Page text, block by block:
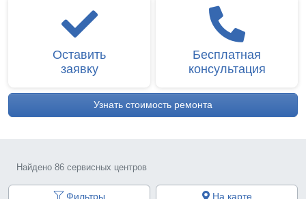
Оставить
заявку
Бесплатная
консультация
Узнать стоимость ремонта
Найдено 86 сервисных центров
Фильтры На карте